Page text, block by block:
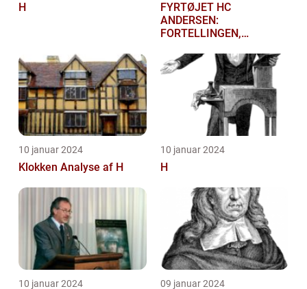
H
FYRTØJET HC
ANDERSEN:
FORTELLINGEN,
BETYDNINGEN FOR
KUNSTELSKERE OG
SAMLERE
10 januar 2024
Klokken Analyse af H
10 januar 2024
H
10 januar 2024 09 januar 2024